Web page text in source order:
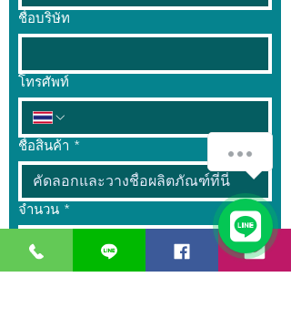
ชื่อบริษัท
โทรศัพท์
ชื่อสินค้า *
จำนวน *
ข้อความ